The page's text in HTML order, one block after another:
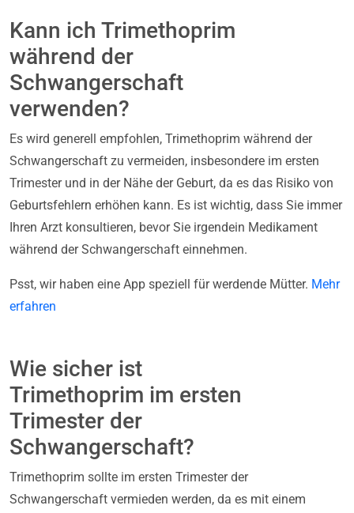
Kann ich Trimethoprim
während der
Schwangerschaft
verwenden?
Es wird generell empfohlen, Trimethoprim während der
Schwangerschaft zu vermeiden, insbesondere im ersten
Trimester und in der Nähe der Geburt, da es das Risiko von
Geburtsfehlern erhöhen kann. Es ist wichtig, dass Sie immer
Ihren Arzt konsultieren, bevor Sie irgendein Medikament
während der Schwangerschaft einnehmen.
Psst, wir haben eine App speziell für werdende Mütter. Mehr
erfahren
Wie sicher ist
Trimethoprim im ersten
Trimester der
Schwangerschaft?
Trimethoprim sollte im ersten Trimester der
Schwangerschaft vermieden werden, da es mit einem